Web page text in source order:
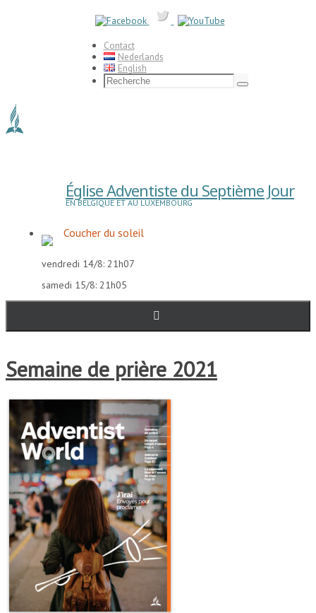
Contact
Nederlands
English
Search
for:
Recherche
Église Adventiste du Septième Jour
EN BELGIQUE ET AU LUXEMBOURG
Coucher du soleil
vendredi 14/8: 21h07
samedi 15/8: 21h05
Semaine de prière 2021